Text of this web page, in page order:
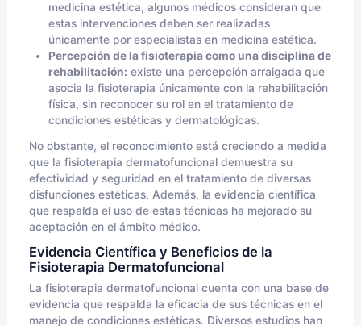
medicina estética, algunos médicos consideran que
estas intervenciones deben ser realizadas
únicamente por especialistas en medicina estética.
Percepción de la fisioterapia como una disciplina de
rehabilitación: existe una percepción arraigada que
asocia la fisioterapia únicamente con la rehabilitación
física, sin reconocer su rol en el tratamiento de
condiciones estéticas y dermatológicas.
No obstante, el reconocimiento está creciendo a medida
que la fisioterapia dermatofuncional demuestra su
efectividad y seguridad en el tratamiento de diversas
disfunciones estéticas. Además, la evidencia científica
que respalda el uso de estas técnicas ha mejorado su
aceptación en el ámbito médico.
Evidencia Científica y Beneficios de la
Fisioterapia Dermatofuncional
La fisioterapia dermatofuncional cuenta con una base de
evidencia que respalda la eficacia de sus técnicas en el
manejo de condiciones estéticas. Diversos estudios han